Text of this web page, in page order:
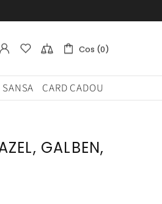
Cos (0)
CARD CADOU
GALBEN,